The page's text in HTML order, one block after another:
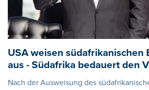
USA weisen südafrikanischen
aus - Südafrika bedauert den
Nach der Ausweisung des